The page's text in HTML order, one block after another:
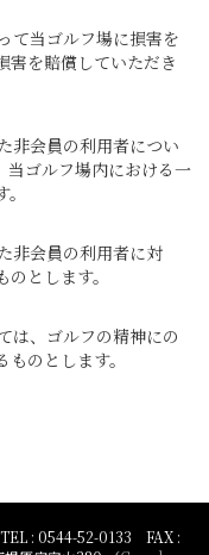
て当ゴルフ場に損害を
害を賠償していただき
非会員の利用者につい
当ゴルフ場内における一
非会員の利用者に対
とします。
、ゴルフの精神にの
のとします。
: 0544-52-0133 FAX :